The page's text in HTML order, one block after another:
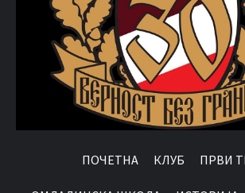
ПОЧЕТНА КЛУБ ПРВИ